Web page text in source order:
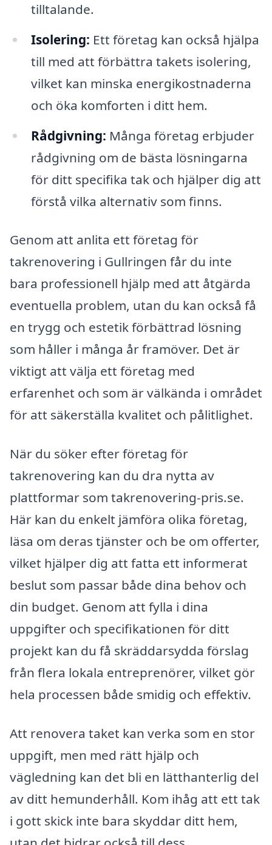
tilltalande.
Isolering: Ett företag kan också hjälpa
till med att förbättra takets isolering,
vilket kan minska energikostnaderna
och öka komforten i ditt hem.
Rådgivning: Många företag erbjuder
rådgivning om de bästa lösningarna
för ditt specifika tak och hjälper dig att
förstå vilka alternativ som finns.
Genom att anlita ett företag för
takrenovering i Gullringen får du inte
bara professionell hjälp med att åtgärda
eventuella problem, utan du kan också få
en trygg och estetik förbättrad lösning
som håller i många år framöver. Det är
viktigt att välja ett företag med
erfarenhet och som är välkända i området
för att säkerställa kvalitet och pålitlighet.
När du söker efter företag för
takrenovering kan du dra nytta av
plattformar som takrenovering-pris.se.
Här kan du enkelt jämföra olika företag,
läsa om deras tjänster och be om offerter,
vilket hjälper dig att fatta ett informerat
beslut som passar både dina behov och
din budget. Genom att fylla i dina
uppgifter och specifikationen för ditt
projekt kan du få skräddarsydda förslag
från flera lokala entreprenörer, vilket gör
hela processen både smidig och effektiv.
Att renovera taket kan verka som en stor
uppgift, men med rätt hjälp och
vägledning kan det bli en lätthanterlig del
av ditt hemunderhåll. Kom ihåg att ett tak
i gott skick inte bara skyddar ditt hem,